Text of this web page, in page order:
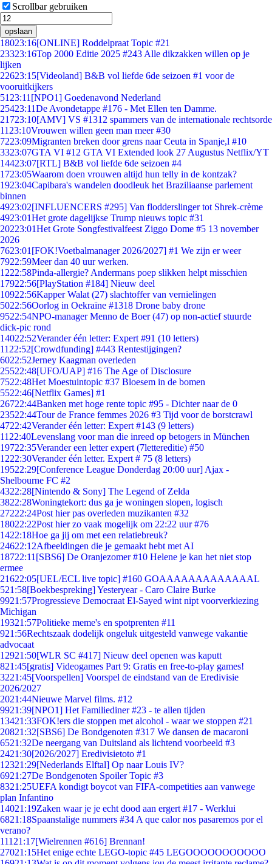
Scrollbar gebruiken
opslaan
18023:16[ONLINE] Roddelpraat Topic #21
23323:16Top 2000 Editie 2025 #243 Alle dikzakken willen op je
lijken
22623:15[Videoland] B&B vol liefde 6de seizoen #1 voor de
vooruitkijkers
51 23:11 [NPO1] Goedenavond Nederland
25423:11De Avondetappe #176 - Met Ellen ten Damme.
21723:10[AMV] VS #1312 spammers van de internationale rechtsorde
11 23:10Vrouwen willen geen man meer #30
7223:09Migranten breken door grens naar Ceuta in Spanje,l #10
3323:07GTA VI #12 GTA VI Extended look 27 Augustus Netflix/YT
14423:07[RTL] B&B vol liefde 6de seizoen #4
1723:05Waarom doen vrouwen altijd hun telly in de kontzak?
1923:04Capibara's wandelen doodleuk het Braziliaanse parlement
binnen
4923:02[INFLUENCERS #295] Van flodderslinger tot Shrek-crème
4923:01Het grote dagelijkse Trump nieuws topic #31
20223:01Het Grote Songfestivalfeest Ziggo Dome #5 13 november
2026
7623:01 [FOK!Voetbalmanager 2026/2027] #1 We zijn er weer
7922:59Meer dan 40 uur werken.
1222:58Pinda-allergie? Andermans poep slikken helpt misschien
17922:56[PlayStation #184] Nieuw deel
10922:56Kapper Walat (27) slachtoffer van vernielingen
5022:56Oorlog in Oekraïne #1318 Drone baby drone
9522:54NPO-manager Menno de Boer (47) op non-actief stuurde
dick-pic rond
14022:52Verander één letter: Expert #91 (10 letters)
11 22:52[Crowdfunding] #443 Rentestijgingen?
6022:52Jerney Kaagman overleden
25522:48[UFO/UAP] #16 The Age of Disclosure
7522:48Het Moestuintopic #37 Bloesem in de bomen
5522:46[Netflix Games] #1
26722:44Banken met hoge rente topic #95 - Dichter naar de 0
23522:44Tour de France femmes 2026 #3 Tijd voor de borstcrawl
4722:42Verander één letter: Expert #143 (9 letters)
11 22:40Levenslang voor man die inreed op betogers in München
19722:35Verander een letter expert (7lettereditie) #50
1222:30Verander één letter. Expert # 75 (8 letters)
19522:29[Conference League Donderdag 20:00 uur] Ajax -
Shelbourne FC #2
4322:28[Nintendo & Sony] The Legend of Zelda
3822:28Woningtekort: dus ga je woningen slopen, logisch
27222:24Post hier pas overleden muzikanten #32
18022:22Post hier zo vaak mogelijk om 22:22 uur #76
1422:18Hoe ga jij om met een relatiebreuk?
24622:12Afbeeldingen die je gemaakt hebt met AI
18722:11 [SBS6] De Oranjezomer #10 Helene je kan het niet stop
ermee
21622:05[UEL/ECL live topic] #160 GOAAAAAAAAAAAAAL
521:58[Boekbespreking] Yesteryear - Caro Claire Burke
9921:57Progressieve Democraat El-Sayed wint nipt voorverkiezing
Michigan
19321:57Politieke meme's en spotprenten #11
921:56Rechtszaak dodelijk ongeluk uitgesteld vanwege vakantie
advocaat
12921:50[WLR SC #417] Nieuw deel openen was kaputt
821:45[gratis] Videogames Part 9: Gratis en free-to-play games!
3221:45[Voorspellen] Voorspel de eindstand van de Eredivisie
2026/2027
2021:44Nieuwe Marvel films. #12
9921:39[NPO1] Het Familiediner #23 - te allen tijden
13421:33FOK!ers die stoppen met alcohol - waar we stoppen #21
20821:32[SBS6] De Bondgenoten #317 We dansen de macaroni
6521:32De neergang van Duitsland als lichtend voorbeeld #3
2421:30[2026/2027] Eredivisietoto #1
12321:29[Nederlands Elftal] Op naar Louis IV?
6921:27De Bondgenoten Spoiler Topic #3
8321:25UEFA kondigt boycot van FIFA-competities aan vanwege
plan Infantino
14021:19Zaken waar je je echt dood aan ergert #17 - Werklui
6821:18Spaanstalige nummers #34 A que calor nos pasaremos por el
verano?
111 21:17[Wielrennen #616] Brennan!
27021:15Het enige echte LEGO-topic #45 LEGOOOOOOOOOOO